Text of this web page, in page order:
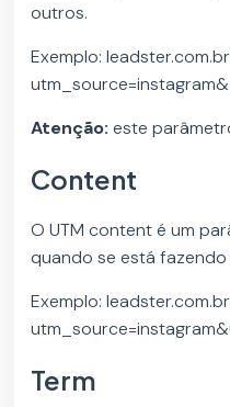
outros.
Exemplo:
utm_source=instagram&
Atenção:este
Content
O UTM content é um
quando se está fazendo
Exemplo:
Term